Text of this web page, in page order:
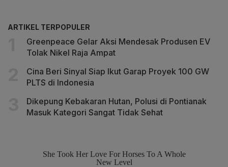
ARTIKEL TERPOPULER
Greenpeace Gelar Aksi Mendesak Produsen EV
Tolak Nikel Raja Ampat
Cina Beri Sinyal Siap Ikut Garap Proyek 100 GW
PLTS di Indonesia
Dikepung Kebakaran Hutan, Polusi di Pontianak
Masuk Kategori Sangat Tidak Sehat